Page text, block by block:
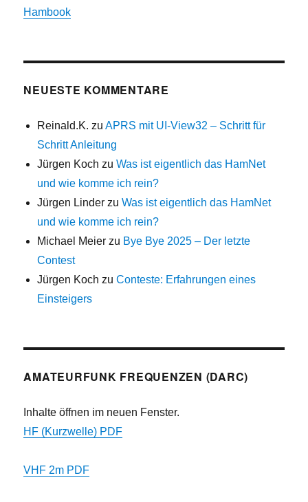
Hambook
NEUESTE KOMMENTARE
Reinald.K. zuAPRS mit UI-View32 – Schritt für
Schritt Anleitung
Jürgen Koch zuWas ist eigentlich das HamNet
und wie komme ich rein?
Jürgen Linder zuWas ist eigentlich das HamNet
und wie komme ich rein?
Michael Meier zu Bye Bye 2025 – Der letzte
Contest
Jürgen Koch zuConteste: Erfahrungen eines
Einsteigers
AMATEURFUNK FREQUENZEN (DARC)
Inhalte öffnen im neuen Fenster.
HF (Kurzwelle) PDF
VHF 2m PDF